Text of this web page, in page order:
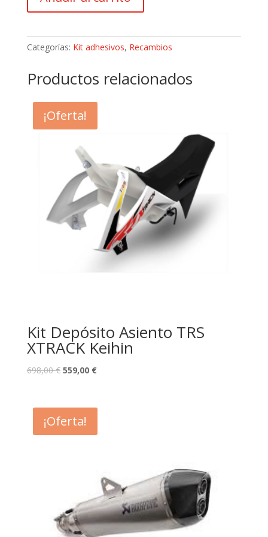
ADHESIVOS
EVO
(007.43.499.80.00)
cantidad
Categorías: Kit adhesivos, Recambios
Productos relacionados
¡Oferta!
Kit Depósito Asiento TRS
XTRACK Keihin
698,00€ 559,00 €
¡Oferta!